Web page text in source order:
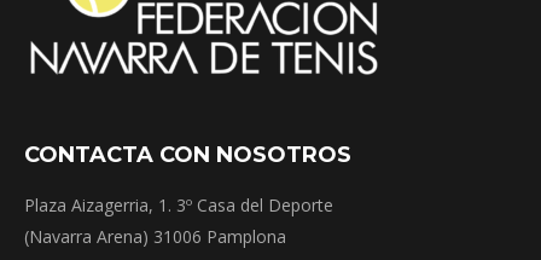
CONTACTA CON NOSOTROS
Plaza Aizagerria, 1. 3º Casa del Deporte
(Navarra Arena) 31006 Pamplona